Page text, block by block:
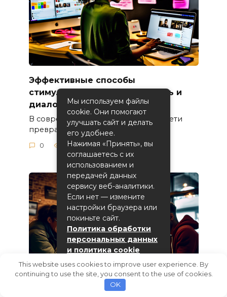
Эффективные способы
стимулировать обратную связь и
диалог в социальных сетях
В современном мире социальные сети
превратились в мощный
0 6
Мы используем файлы
cookie. Они помогают
улучшать сайт и делать
его удобнее.
Нажимая «Принять», вы
соглашаетесь с их
использованием и
передачей данных
сервису веб-аналитики.
Если нет — измените
настройки браузера или
покиньте сайт.
Политика обработки
персональных данных
и политика cookie
Принять
This website uses cookies to improve user experience. By
continuing to use the site, you consent to the use of cookies.
OK